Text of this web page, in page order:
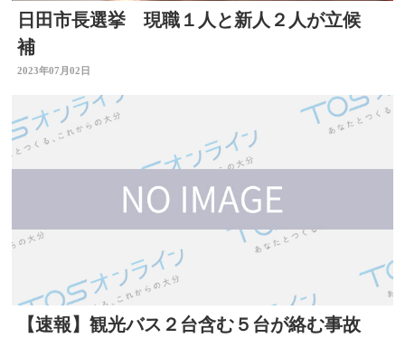
日田市長選挙 現職１人と新人２人が立候
補
2023年07月02日
【速報】観光バス２台含む５台が絡む事故